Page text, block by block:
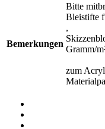
Bemerkungen
Bitte
Bleistifte
,
Gramm/
zum